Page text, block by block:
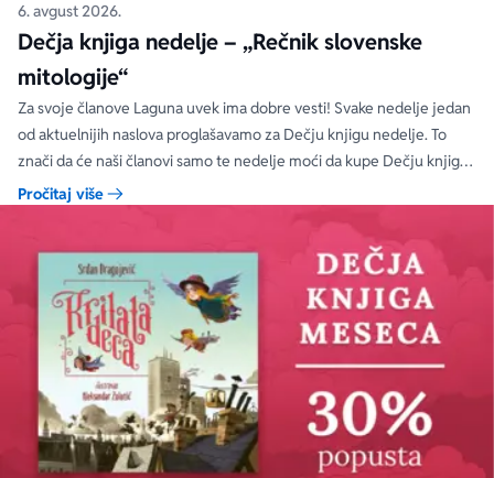
6. avgust 2026.
Dečja knjiga nedelje – „Rečnik slovenske
mitologije“
Za svoje članove Laguna uvek ima dobre vesti! Svake nedelje jedan
od aktuelnijih naslova proglašavamo za Dečju knjigu nedelje. To
znači da će naši članovi samo te nedelje moći da kupe Dečju knjigu
nedelje sa specijalnim DODATNIM popustom od 30%.
Pročitaj više